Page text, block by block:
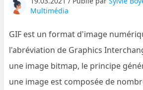
Multimédia
GIF est un format d'image
l'abréviation de Graphics
une image bitmap, le principe
une image est composée de